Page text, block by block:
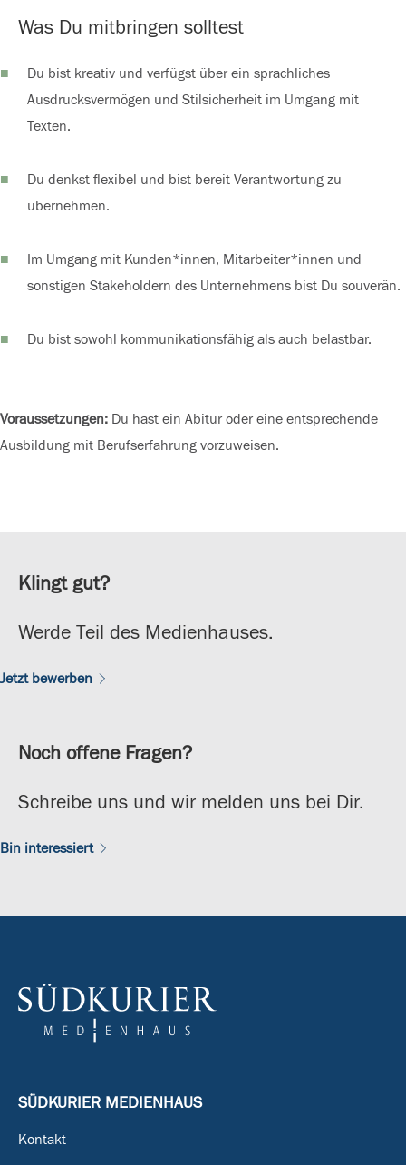
Was Du mitbringen solltest
Du bist kreativ und verfügst über ein sprachliches
Ausdrucksvermögen und Stilsicherheit im Umgang mit
Texten.
Du denkst flexibel und bist bereit Verantwortung zu
übernehmen.
Im Umgang mit Kunden*innen, Mitarbeiter*innen und
sonstigen Stakeholdern des Unternehmens bist Du souverän.
Du bist sowohl kommunikationsfähig als auch belastbar.
Voraussetzungen: Du hast ein Abitur oder eine entsprechende
Ausbildung mit Berufserfahrung vorzuweisen.
Klingt gut?
Werde Teil des Medienhauses.
Jetzt bewerben
Noch offene Fragen?
Schreibe uns und wir melden uns bei Dir.
Bin interessiert
SÜDKURIER MEDIENHAUS
Kontakt